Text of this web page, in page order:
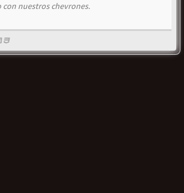
con nuestros chevrones.